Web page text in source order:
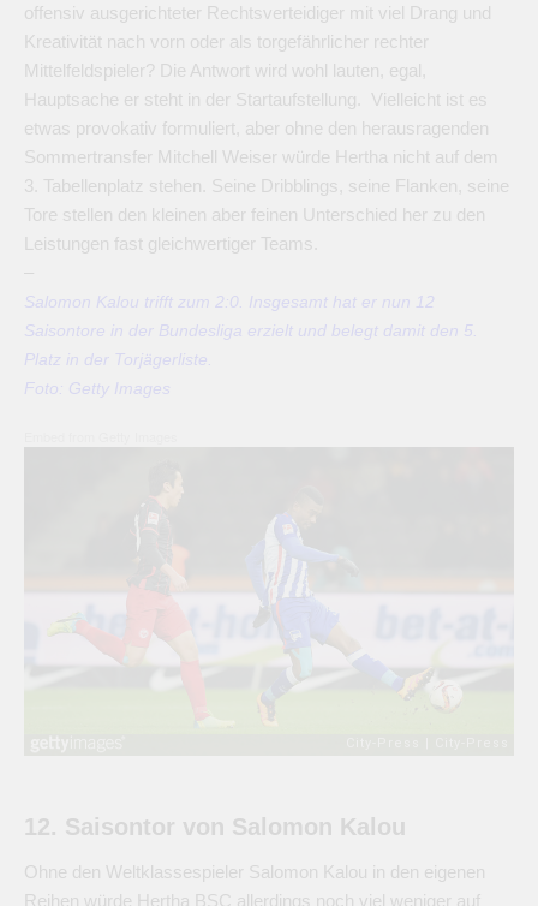
offensiv ausgerichteter Rechtsverteidiger mit viel Drang und
Kreativität nach vorn oder als torgefährlicher rechter
Mittelfeldspieler? Die Antwort wird wohl lauten, egal,
Hauptsache er steht in der Startaufstellung. Vielleicht ist es
etwas provokativ formuliert, aber ohne den herausragenden
Sommertransfer Mitchell Weiser würde Hertha nicht auf dem
3. Tabellenplatz stehen. Seine Dribblings, seine Flanken, seine
Tore stellen den kleinen aber feinen Unterschied her zu den
Leistungen fast gleichwertiger Teams.
–
Salomon Kalou trifft zum 2:0. Insgesamt hat er nun 12
Saisontore in der Bundesliga erzielt und belegt damit den 5.
Platz in der Torjägerliste.
Foto: Getty Images
12. Saisontor von Salomon Kalou
Ohne den Weltklassespieler Salomon Kalou in den eigenen
Reihen würde Hertha BSC allerdings noch viel weniger auf